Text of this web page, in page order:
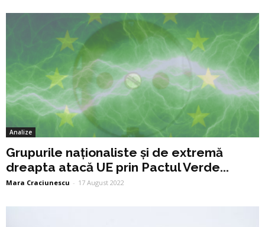
Analize
Grupurile naționaliste și de extremă
dreapta atacă UE prin Pactul Verde...
Mara Craciunescu - 17 August 2022